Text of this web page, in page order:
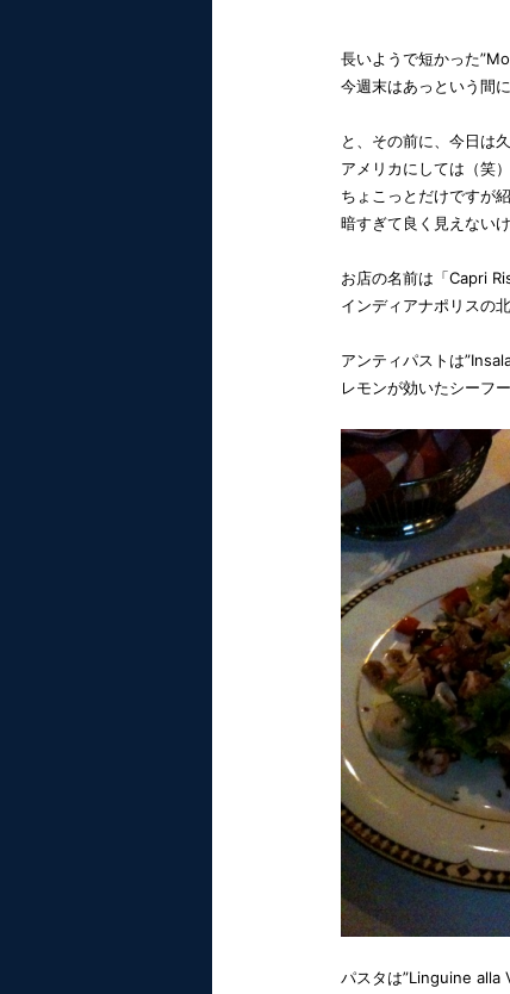
長いようで短かった
今週末はあっという間
と、その前に、今日は
アメリカにしては（笑
ちょこっとだけですが
暗すぎて良く見えない
お店の名前は「Capri
インディアナポリスの
アンティパストは
レモンが効いたシーフ
パスタは”Linguine alla